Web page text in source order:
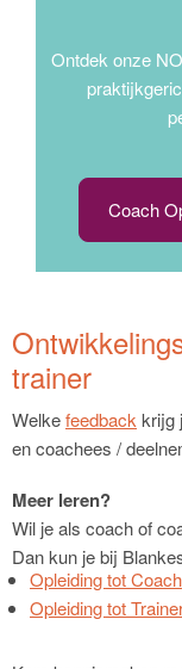
Ontdek onze
Coach
trainer
Welkefeedback krijg
en coachees /
Meer leren?
Wil je als coach of
Dan kun je bij
Opleiding tot Coach
Opleiding tot